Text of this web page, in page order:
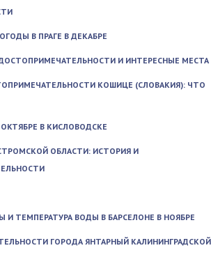
В ПРАГЕ В ДЕКАБРЕ
И ИНТЕРЕСНЫЕ МЕСТА
КОШИЦЕ (СЛОВАКИЯ): ЧТО
В КИСЛОВОДСКЕ
ОБЛАСТИ: ИСТОРИЯ И
И ТЕМПЕРАТУРА ВОДЫ В БАРСЕЛОНЕ В НОЯБРЕ
ГОРОДА ЯНТАРНЫЙ КАЛИНИНГРАДСКОЙ